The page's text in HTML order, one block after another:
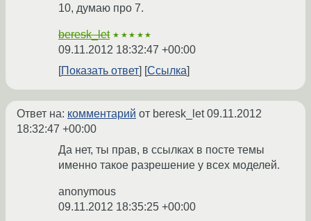
10, думаю про 7.
beresk_let ★★★★★
09.11.2012 18:32:47 +00:00
Показать ответ
Ссылка
Ответ на: комментарий от beresk_let09.11.2012
18:32:47 +00:00
Да нет, ты прав, в ссылках в посте темы
именно такое разрешение у всех моделей.
anonymous
09.11.2012 18:35:25 +00:00